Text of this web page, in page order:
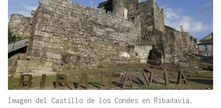
Imagen del Castillo de los Condes en Ribadavia.